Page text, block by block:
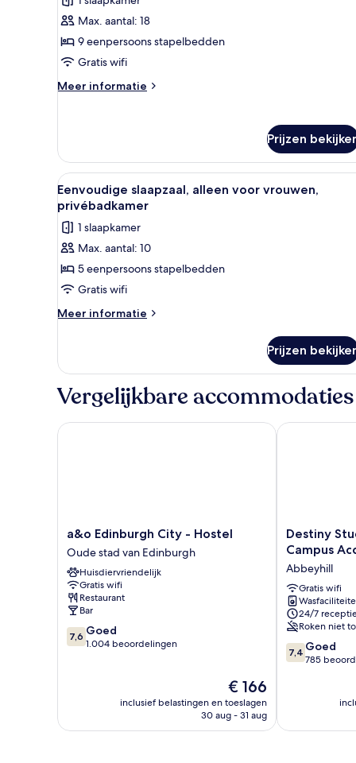
voor
Eenvoudige
slaapzaal,
meerdere
bedden
laden
Max. aantal: 18
9 eenpersoons stapelbedden
Gratis wifi
Meer informatie
Meer
meerdere
bedden
Prijzen
Alle
foto's
voor
Eenvoudige
slaapzaal,
alleen
voor
vrouwen,
Een slaapzaal met
4
Eenvoudige slaapzaal, alleen voor vrouwen,
privébadkamer
1 slaapkamer
Max. aantal: 10
5 eenpersoons stapelbedden
Gratis wifi
Meer informatie
Meer
slaapzaal,
voor
privébadkamer
Prijzen
Vergelijkbare accommodaties
a&o
Edinburgh
City
-
Hostel
Oude
stad
van
Edinburgh
a&o Edinburgh City - Hostel
Oude stad van Edinburgh
Huisdiervriendelijk
Gratis wifi
Restaurant
Bar
7.6
van
beoordelingen
7,6 Goed
1.004 beoordelingen
De
prijs
is
€ 166
inclusief belastingen en toeslagen
30 aug - 31 aug
a&o Edinburgh City - Hostel
Destiny
Student
Holyrood
-
Campus
Abbeyhill
Destiny
Campus
Abbeyhill
Gratis wifi
24/7
Roken niet
7.4
van
7,4 Goed
785
Destiny